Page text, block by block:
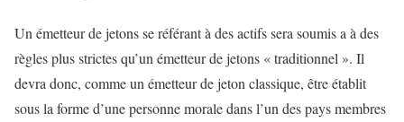
Un émetteur de jetons se référant à des actifs sera soumis a à des
règles plus strictes qu’un émetteur de jetons « traditionnel ». Il
devra donc, comme un émetteur de jeton classique, être établit
sous la forme d’une personne morale dans l’un des pays membres